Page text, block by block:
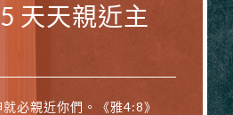
天天親近主
必親近你們。《雅4:8》